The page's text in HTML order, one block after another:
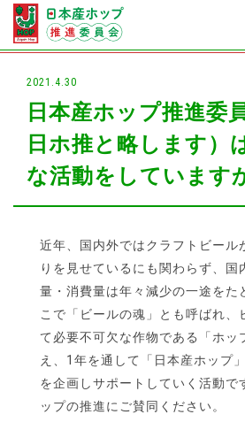
2021.4.30
日本産ホップ推進委
日ホ推と略します）
な活動をしています
近年、国内外ではクラフトビール
りを見せているにも関わらず、国
量・消費量は年々減少の一途をた
こで「ビールの魂」とも呼ばれ、
て必要不可欠な作物である「ホッ
え、1年を通して「日本産ホップ
を企画しサポートしていく活動で
ップの推進にご賛同ください。